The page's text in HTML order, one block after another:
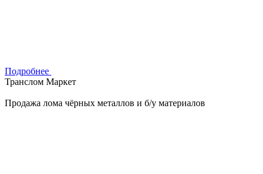
Подробнее
Транслом Маркет
Продажа лома чёрных металлов и б/у материалов